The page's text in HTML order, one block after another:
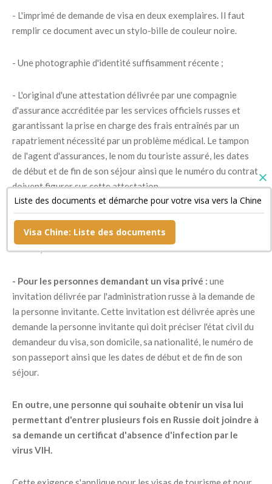
- L'imprimé de demande de visa en deux exemplaires. Il faut
remplir ce document avec un stylo-bille de couleur noire.
- Une photographie d'identité suffisamment récente ;
- L'original d'une attestation délivrée par une compagnie
d'assurance accréditée par les services officiels russes et
garantissant la prise en charge des frais entraînés par un
rapatriement nécessité par un problème médical. Le tampon
de l'agent d'assurances, le nom du touriste assuré, les dates
de début et de fin de son séjour ainsi que le numéro du contrat
doivent figurer sur cette attestation.
- Un document confirmant la réservation de sa chambre
d'hôtel si son séjour est bref ainsi qu'une copie de son billet de
retour ;
- Pour les personnes demandant un visa privé : une
invitation délivrée par l'administration russe à la demande de
la personne invitante. Cette invitation est délivrée après une
demande la personne invitante qui doit préciser l'état civil du
demandeur du visa, son domicile, sa nationalité, le numéro de
son passeport ainsi que les dates de début et de fin de son
séjour.
En outre, une personne qui souhaite obtenir un visa lui
permettant d'entrer plusieurs fois en Russie doit joindre à
sa demande un certificat d'absence d'infection par le
virus VIH.
Liste des documents et démarche pour votre visa vers la Chine
Visa Chine: Liste des documents